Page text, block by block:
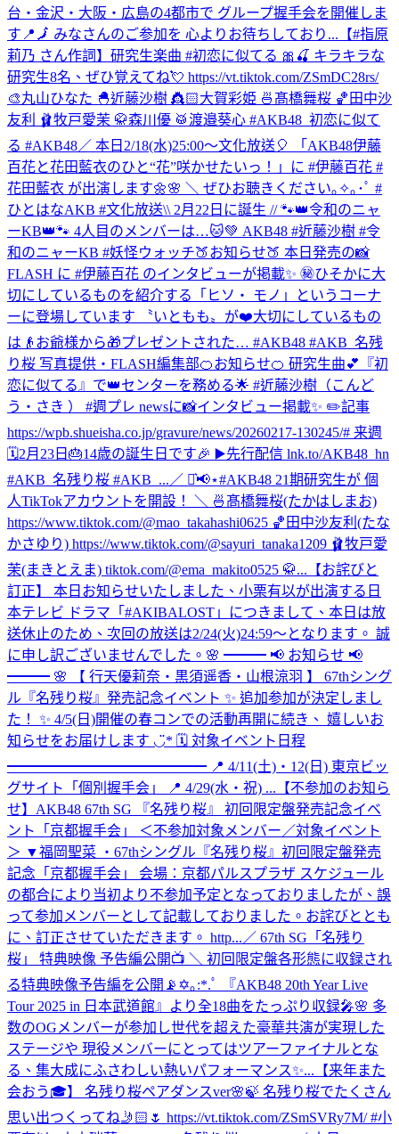
台・金沢・大阪・広島の4都市で グループ握手会を開催しま
す📍🗾 みなさんのご参加を 心よりお待ちしており... 【#指原
莉乃 さん作詞】研究生楽曲 #初恋に似てる 🎀🍒 キラキラな
研究生8名、ぜひ覚えてね💘 https://vt.tiktok.com/ZSmDC28rs/
🎨丸山ひなた 🐣近藤沙樹 👸🏻大賀彩姫 🍜髙橋舞桜 🏀田中沙
友利 🩰牧戸愛茉 🥋森川優 🥁渡邉葵心 #AKB48_初恋に似て
る #AKB48／ 本日2/18(水)25:00～文化放送🎈 「AKB48伊藤
百花と花田藍衣のひと“花”咲かせたいっ！」に #伊藤百花 #
花田藍衣 が出演します🌼🌸 ＼ ぜひお聴きください｡✧｡･ﾟ #
ひとはなAKB #文化放送\\ 2月22日に誕生 // 🐾👑令和のニャ
ーKB👑🐾 4人目のメンバーは…🐱💚 AKB48 #近藤沙樹 #令
和のニャーKB #妖怪ウォッチ🍑お知らせ🍑 本日発売の📸
FLASH に #伊藤百花 のインタビューが掲載✨ ㊙️ひそかに大
切にしているものを紹介する「ヒソ・ モノ」というコーナ
ーに登場しています 〝いともも〟が❤️大切にしているもの
は👴お爺様から🎁プレゼントされた… #AKB48 #AKB_名残
り桜 写真提供・FLASH編集部🍊お知らせ🍊 研究生曲💕『初
恋に似てる』で👑センターを務める🌟 #近藤沙樹（こんど
う・さき ） #週プレ newsに📸インタビュー掲載✨ ✏️記事
https://wpb.shueisha.co.jp/gravure/news/20260217-130245/# 来週
🗓2月23日🎂14歳の誕生日です🎉 ▶️先行配信 lnk.to/AKB48_hn
#AKB_名残り桜 #AKB_... ／ ⋆͛📢⋆#AKB48 21期研究生が 個
人TikTokアカウントを開設！ ＼ 🍜髙橋舞桜(たかはしまお)
https://www.tiktok.com/@mao_takahashi0625 🏀田中沙友利(たな
かさゆり) https://www.tiktok.com/@sayuri_tanaka1209 🩰牧戸愛
茉(まきとえま) tiktok.com/@ema_makito0525 🥋... 【お詫びと
訂正】 本日お知らせいたしました、小栗有以が出演する日
本テレビ ドラマ「#AKIBALOST」につきまして、本日は放
送休止のため、次回の放送は2/24(火)24:59〜となります。 誠
に申し訳ございませんでした。 🌸 ━━━ 📢 お知らせ 📢
━━━ 🌸 【 行天優莉奈・黒須遥香・山根涼羽 】 67thシング
ル『名残り桜』発売記念イベント ✨ 追加参加が決定しまし
た！ ✨ 4/5(日)開催の春コンでの活動再開に続き、 嬉しいお
知らせをお届けします ◡̈* 🗓 対象イベント日程
━━━━━━━━━━━━━━ 📍 4/11(土)・12(日) 東京ビッ
グサイト「個別握手会」 📍 4/29(水・祝) ... 【不参加のお知ら
せ】AKB48 67th SG 『名残り桜』 初回限定盤発売記念イベ
ント「京都握手会」 ＜不参加対象メンバー／対象イベント
＞ ▼福岡聖菜 ・67thシングル『名残り桜』初回限定盤発売
記念「京都握手会」 会場：京都パルスプラザ スケジュール
の都合により当初より不参加予定となっておりましたが、誤
って参加メンバーとして記載しておりました。お詫びととも
に、訂正させていただきます。 http... ／ 67th SG「名残り
桜」 特典映像 予告編公開📺 ＼ 初回限定盤各形態に収録され
る特典映像予告編を公開📡✡｡:*.ﾟ 『AKB48 20th Year Live
Tour 2025 in 日本武道館』より全18曲をたっぷり収録🎤🌸 多
数のOGメンバーが参加し世代を超えた豪華共演が実現した
ステージや 現役メンバーにとってはツアーファイナルとな
る、集大成にふさわしい熱いパフォーマンス✨... 【来年また
会おう🎓】 名残り桜ペアダンスver🌸🍃 名残り桜でたくさん
思い出つくってね🤳🏻🌷 https://vt.tiktok.com/ZSmSVRy7M/ #小